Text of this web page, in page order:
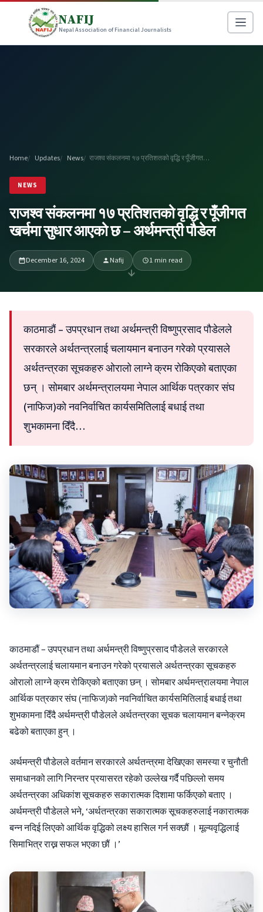
NAFIJ
Nepal Association of Financial Journalists
Home Updates News राजश्व संकलनमा १७ प्रतिशतको वृद्धि र पूँजीगत…
NEWS
राजश्व संकलनमा १७ प्रतिशतको वृद्धि र पूँजीगत
खर्चमा सुधार आएको छ – अर्थमन्त्री पौडेल
December 16, 2024 Nafij 1 min read
काठमाडौं – उपप्रधान तथा अर्थमन्त्री विष्णुप्रसाद पौडेलले
सरकारले अर्थतन्त्रलाई चलायमान बनाउन गरेको प्रयासले
अर्थतन्त्रका सूचकहरु ओरालो लाग्ने क्रम रोकिएको बताएका
छन् । सोमबार अर्थमन्त्रालयमा नेपाल आर्थिक पत्रकार संघ
(नाफिज)को नवनिर्वाचित कार्यसमितिलाई बधाई तथा
शुभकामना दिँदै…
काठमाडौं – उपप्रधान तथा अर्थमन्त्री विष्णुप्रसाद पौडेलले सरकारले
अर्थतन्त्रलाई चलायमान बनाउन गरेको प्रयासले अर्थतन्त्रका सूचकहरु
ओरालो लाग्ने क्रम रोकिएको बताएका छन् । सोमबार अर्थमन्त्रालयमा नेपाल
आर्थिक पत्रकार संघ (नाफिज)को नवनिर्वाचित कार्यसमितिलाई बधाई तथा
शुभकामना दिँदै अर्थमन्त्री पौडेलले अर्थतन्त्रका सूचक चलायमान बन्नेक्रम
बढेको बताएका हुन् ।
अर्थमन्त्री पौडेलले वर्तमान सरकारले अर्थतन्त्रमा देखिएका समस्या र चुनौती
समाधानको लागि निरन्तर प्रयासरत रहेको उल्लेख गर्दै पछिल्लो समय
अर्थतन्त्रका अधिकांश सूचकहरु सकारात्मक दिशामा फर्किएको बताए ।
अर्थमन्त्री पौडेलले भने, ‘अर्थतन्त्रका सकारात्मक सूचकहरुलाई नकारात्मक
बन्न नदिई लिएको आर्थिक वृद्धिको लक्ष्य हासिल गर्न सक्छौं । मूल्यवृद्धिलाई
सिमाभित्र राख्न सफल भएका छौं ।’